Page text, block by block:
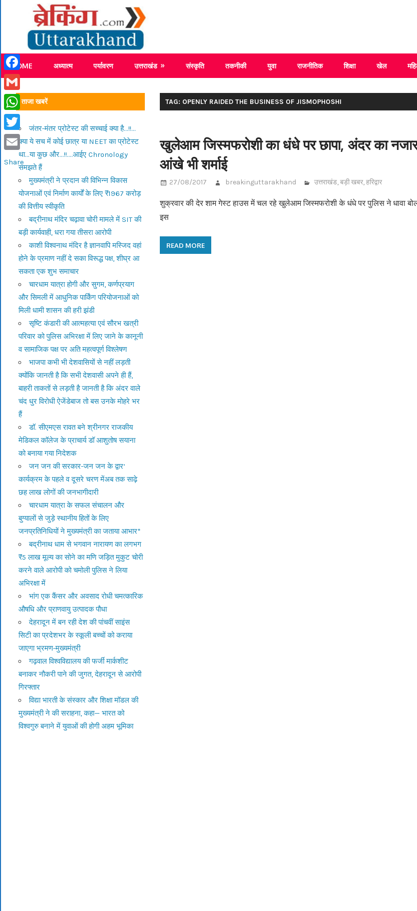
content
Breaking News Uttarakhand
HOME अध्यात्म पर्यावरण उत्तराखंड संस्कृति तकनीकी युवा राजनीतिक शिक्षा खेल
TAG: OPENLY RAIDED THE BUSINESS OF JISMOPHOSHI
खुलेआम जिस्मफरोशी का धंधे पर छापा, अंदर का
आंखे भी शर्माई
27/08/2017 breakinguttarakhand उत्तराखंड,बड़ी खबर,हरिद्वार
शुक्रवार की देर शाम गेस्ट हाउस में चल रहे खुलेआम जिस्मफरोशी के धंधे पर पुलिस ने धावा
इस
READ MORE
ताजा खबरें
जंतर-मंतर प्रोटेस्ट की सच्चाई क्या है…!!…
क्या ये सच में कोई छात्र या NEET का प्रोटेस्ट
था…या कुछ और…!!….आईए Chronology
समझते हैं
मुख्यमंत्री ने प्रदान की विभिन्न विकास
योजनाओं एवं निर्माण कार्यों के लिए ₹1967 करोड़
की वित्तीय स्वीकृति
बद्रीनाथ मंदिर चढ़ावा चोरी मामले में SIT की
बड़ी कार्यवाही, धरा गया तीसरा आरोपी
काशी विश्वनाथ मंदिर है ज्ञानवापि मस्जिद वहां
होने के प्रमाण नहीं दे सका विरूद्ध पक्ष, शीघ्र आ
सकता एक शुभ समाचार
चारधाम यात्रा होगी और सुगम, कर्णप्रयाग
और सिमली में आधुनिक पार्किंग परियोजनाओं को
मिली धामी शासन की हरी झंडी
सृष्टि कंडारी की आत्महत्या एवं सौरभ खत्री
परिवार को पुलिस अभिरक्षा में लिए जाने के कानूनी
व सामाजिक पक्ष पर अति महत्वपूर्ण विश्लेषण
भाजपा कभी भी देशवासियों से नहीं लड़ती
क्योंकि जानती है कि सभी देशवासी अपने ही हैं,
बाहरी ताकतों से लड़ती है जानती है कि अंदर वाले
चंद धुर विरोधी ऐजेंडेबाज तो बस उनके मोहरे भर
हैं
डॉ. सीएमएस रावत बने श्रीनगर राजकीय
मेडिकल कॉलेज के प्राचार्य डॉ आशुतोष सयाना
को बनाया गया निदेशक
जन जन की सरकार-जन जन के द्वार’
कार्यक्रम के पहले व दूसरे चरण मेंअब तक साढ़े
छह लाख लोगों की जनभागीदारी
चारधाम यात्रा के सफल संचालन और
बुग्यालों से जुड़े स्थानीय हितों के लिए
जनप्रतिनिधियों ने मुख्यमंत्री का जताया आभार*
बद्रीनाथ धाम से भगवान नारायण का लगभग
₹5 लाख मूल्य का सोने का मणि जड़ित मुकुट चोरी
करने वाले आरोपी को चमोली पुलिस ने लिया
अभिरक्षा में
भांग एक कैंसर और अवसाद रोधी चमत्कारिक
औषधि और प्राणवायु उत्पादक पौधा
देहरादून में बन रही देश की पांचवीं साइंस
सिटी का प्रदेशभर के स्कूली बच्चों को कराया
जाएगा भ्रमण-मुख्यमंत्री
गढ़वाल विश्वविद्यालय की फर्जी मार्कशीट
बनाकर नौकरी पाने की जुगत, देहरादून से आरोपी
गिरफ्तार
विद्या भारती के संस्कार और शिक्षा मॉडल की
मुख्यमंत्री ने की सराहना, कहा— भारत को
विश्वगुरु बनाने में युवाओं की होगी अहम भूमिका
Facebook
Gmail
WhatsApp
Twitter
Email
Share